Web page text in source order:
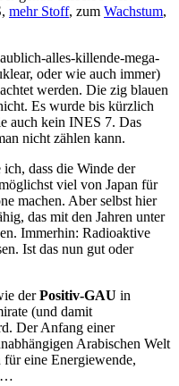
mehr Stoff, zum Wachstum,
alles-killende-mega-
oder wie auch immer)
werden. Die zig blauen
Es wurde bis kürzlich
auch kein INES 7. Das
nicht zählen kann.
dass die Winde der
viel von Japan für
machen. Aber selbst hier
das mit den Jahren unter
Immerhin: Radioaktive
Ist das nun gut oder
derPositiv-GAU in
(und damit
Der Anfang einer
Arabischen Welt
eine Energiewende,